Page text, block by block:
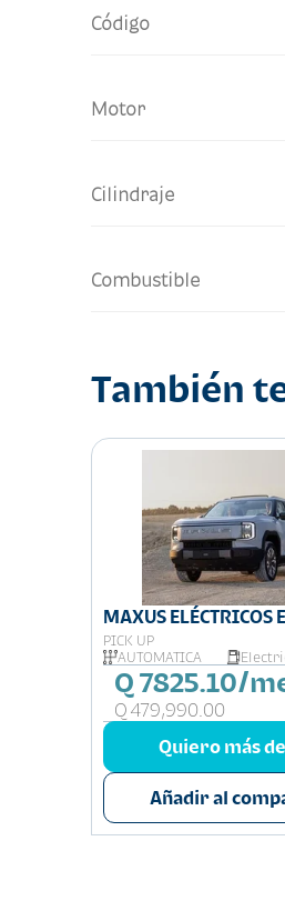
Código
Motor
Cilindraje
Combustible
También
MAXUS ELÉCTRICOS
PICK UP
AUTOMATICA
Q 7825.10/
Q 479,990.00
Quiero más
Añadir al